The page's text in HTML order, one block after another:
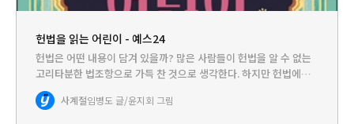
헌법을 읽는 어린이 - 예스24
헌법은 어떤 내용이 담겨 있을까? 많은 사람들이 헌법을 알 수 없는
고리타분한 법조항으로 가득 찬 것으로 생각한다. 하지만 헌법에는
누구든지가 읽고 나면 고개가 끄덕여지는 내용이 담겨 있다. 대한민
국을 어떻게 운영해야 하는지, 국민의 권리와 의무는 무엇인지,…
사계절임병도 글/윤지회 그림